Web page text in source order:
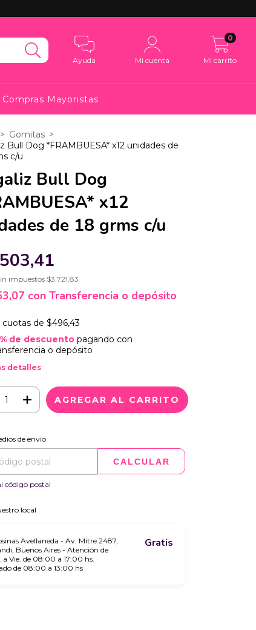
Ayuda Mi cuenta Mi carrito
0
Compras Mayoristas
> Gomitas >
Bull Dog *FRAMBUESA* x12 unidades de
c/u
Bull Dog
x12
de 18 grms c/u
impuestos $3.721,83
con Transferencia o depósito
cuotas de $496,43
de descuentopagando con
o depósito
detalles
para el CP:
de envío
CALCULAR
código postal
local
Avellaneda - Av. Mitre 2487,
Buenos Aires - Atención de
a Vie. de 08:00 a 17:00 hs.
de 08:00 a 13:00 hs
Gratis